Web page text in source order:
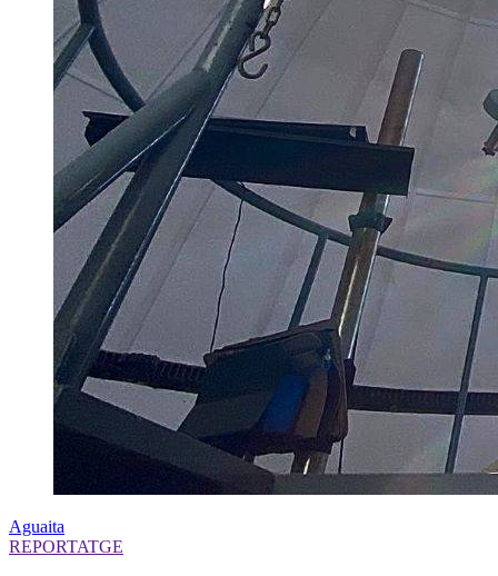
Aguaita
REPORTATGE